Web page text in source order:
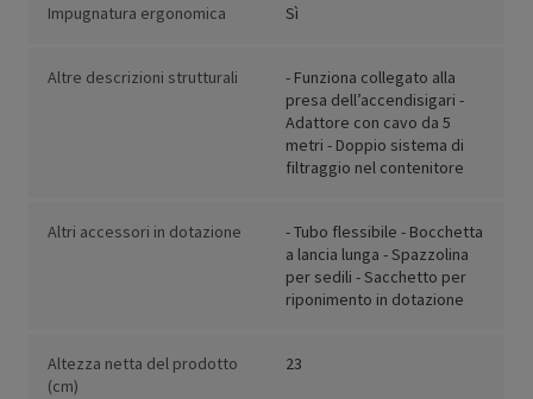
Impugnatura ergonomica Sì
Altre descrizioni strutturali
- Funziona collegato alla
presa dell’accendisigari -
Adattore con cavo da 5
metri - Doppio sistema di
filtraggio nel contenitore
Altri accessori in dotazione
- Tubo flessibile - Bocchetta
a lancia lunga - Spazzolina
per sedili - Sacchetto per
riponimento in dotazione
Altezza netta del prodotto
(cm)
23